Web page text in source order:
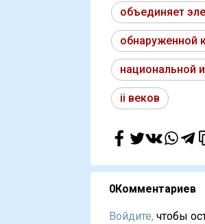
объединяет
обнаруженной
национальной
ii веков
0Комментариев
Войдите, чтобы